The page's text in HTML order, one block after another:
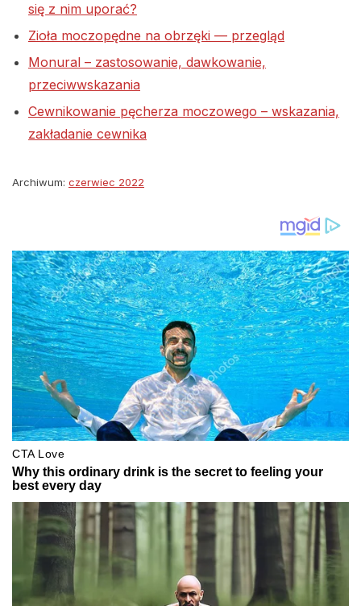
się z nim uporać?
Zioła moczopędne na obrzęki — przegląd
Monural – zastosowanie, dawkowanie,
przeciwwskazania
Cewnikowanie pęcherza moczowego – wskazania,
zakładanie cewnika
Archiwum: czerwiec 2022